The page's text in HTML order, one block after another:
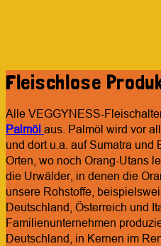
Fleischlose
Alle VEGGYNESS-
Palmöl aus. Palmöl wird vor
und dort u.a. auf Sumatra und
Orten, wo noch Orang-Utans
die Urwälder, in denen die
unsere Rohstoffe,
Deutschland, Österreich und
Familienunternehmen
Deutschland, in Kernen im